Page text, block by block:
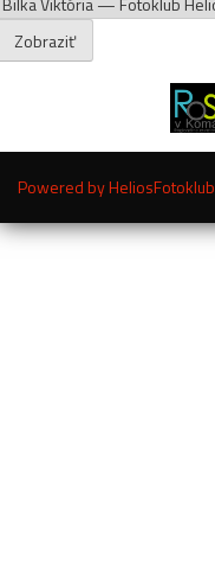
Zobraziť
Powered by HeliosFotoklub